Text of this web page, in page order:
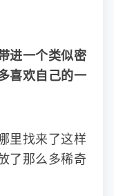
进一个类似密
喜欢自己的一
里找来了这样
了那么多稀奇